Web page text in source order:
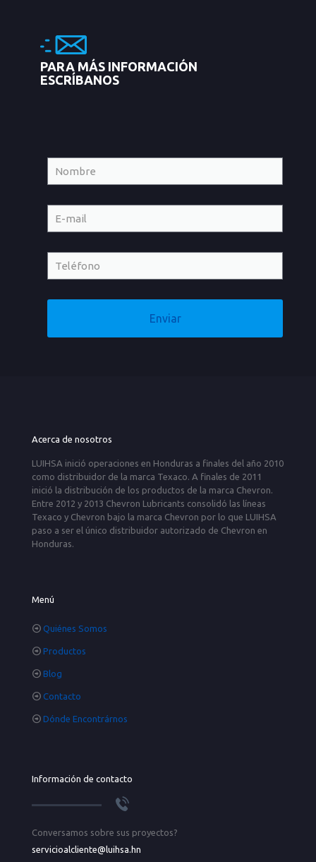
PARA MÁS INFORMACIÓN
ESCRÍBANOS
Acerca de nosotros
LUIHSA inició operaciones en Honduras a finales del año 2010
como distribuidor de la marca Texaco. A finales de 2011
inició la distribución de los productos de la marca Chevron.
Entre 2012 y 2013 Chevron Lubricants consolidó las líneas
Texaco y Chevron bajo la marca Chevron por lo que LUIHSA
paso a ser el único distribuidor autorizado de Chevron en
Honduras.
Menú
Quiénes Somos
Productos
Blog
Contacto
Dónde Encontrárnos
Información de contacto
Conversamos sobre sus proyectos?
servicioalcliente@luihsa.hn